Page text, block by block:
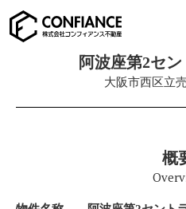
阿波座第2セ
大阪市西区立
概